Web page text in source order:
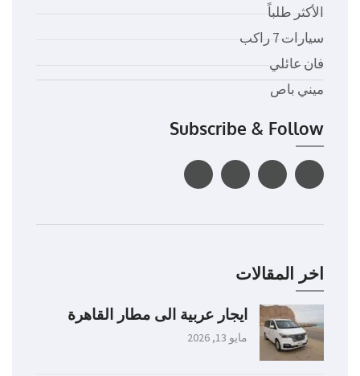
الأكثر طلباً
سيارات 7 راكب
فان عائلي
ميني باص
Subscribe & Follow
اخر المقالات
ايجار عربية الى مطار القاهرة
مايو 13, 2026